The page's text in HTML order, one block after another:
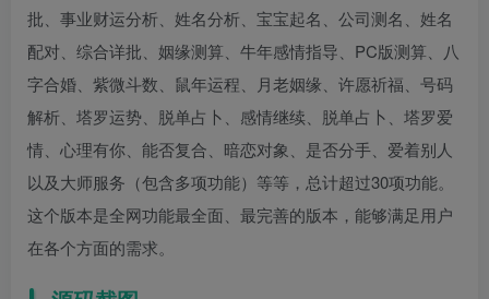
批、事业财运分析、姓名分析、宝宝起名、公司测名、姓名
配对、综合详批、姻缘测算、牛年感情指导、PC版测算、八
字合婚、紫微斗数、鼠年运程、月老姻缘、许愿祈福、号码
解析、塔罗运势、脱单占卜、感情继续、脱单占卜、塔罗爱
情、心理有你、能否复合、暗恋对象、是否分手、爱着别人
以及大师服务（包含多项功能）等等，总计超过30项功能。
这个版本是全网功能最全面、最完善的版本，能够满足用户
在各个方面的需求。